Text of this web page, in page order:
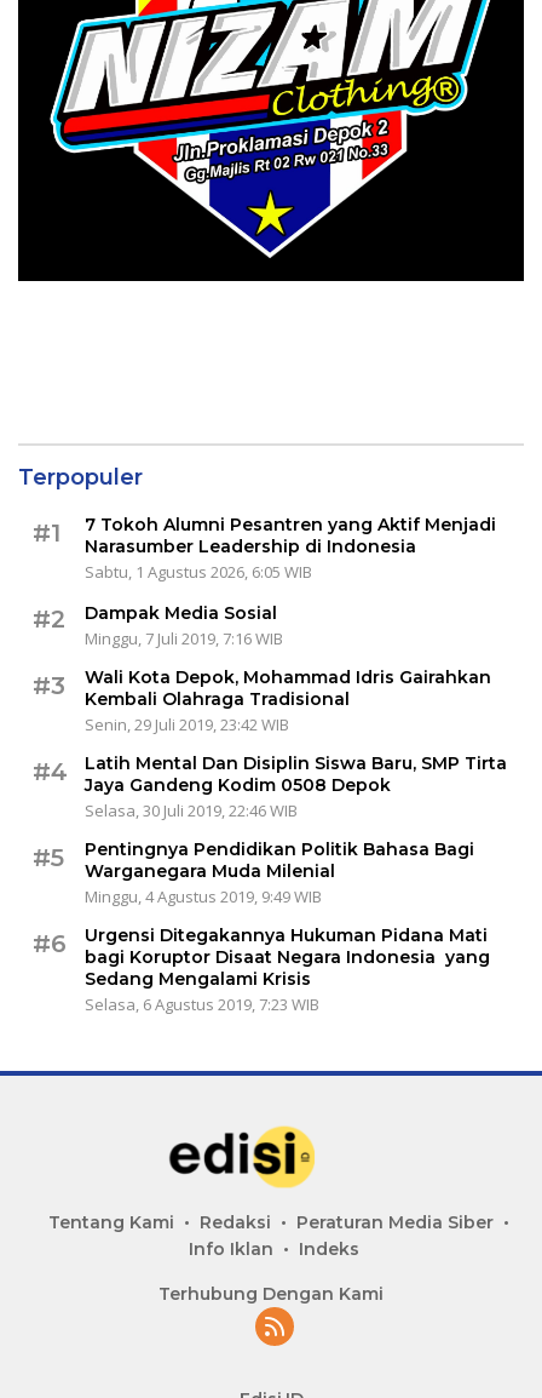
Terpopuler
#1
7 Tokoh Alumni Pesantren yang Aktif Menjadi
Narasumber Leadership di Indonesia
Sabtu, 1 Agustus 2026, 6:05 WIB
#2
Dampak Media Sosial
Minggu, 7 Juli 2019, 7:16 WIB
#3
Wali Kota Depok, Mohammad Idris Gairahkan
Kembali Olahraga Tradisional
Senin, 29 Juli 2019, 23:42 WIB
#4
Latih Mental Dan Disiplin Siswa Baru, SMP Tirta
Jaya Gandeng Kodim 0508 Depok
Selasa, 30 Juli 2019, 22:46 WIB
#5
Pentingnya Pendidikan Politik Bahasa Bagi
Warganegara Muda Milenial
Minggu, 4 Agustus 2019, 9:49 WIB
#6
Urgensi Ditegakannya Hukuman Pidana Mati
bagi Koruptor Disaat Negara Indonesia yang
Sedang Mengalami Krisis
Selasa, 6 Agustus 2019, 7:23 WIB
Tentang Kami Redaksi
Peraturan Media Siber
Info Iklan
Indeks
Terhubung Dengan Kami